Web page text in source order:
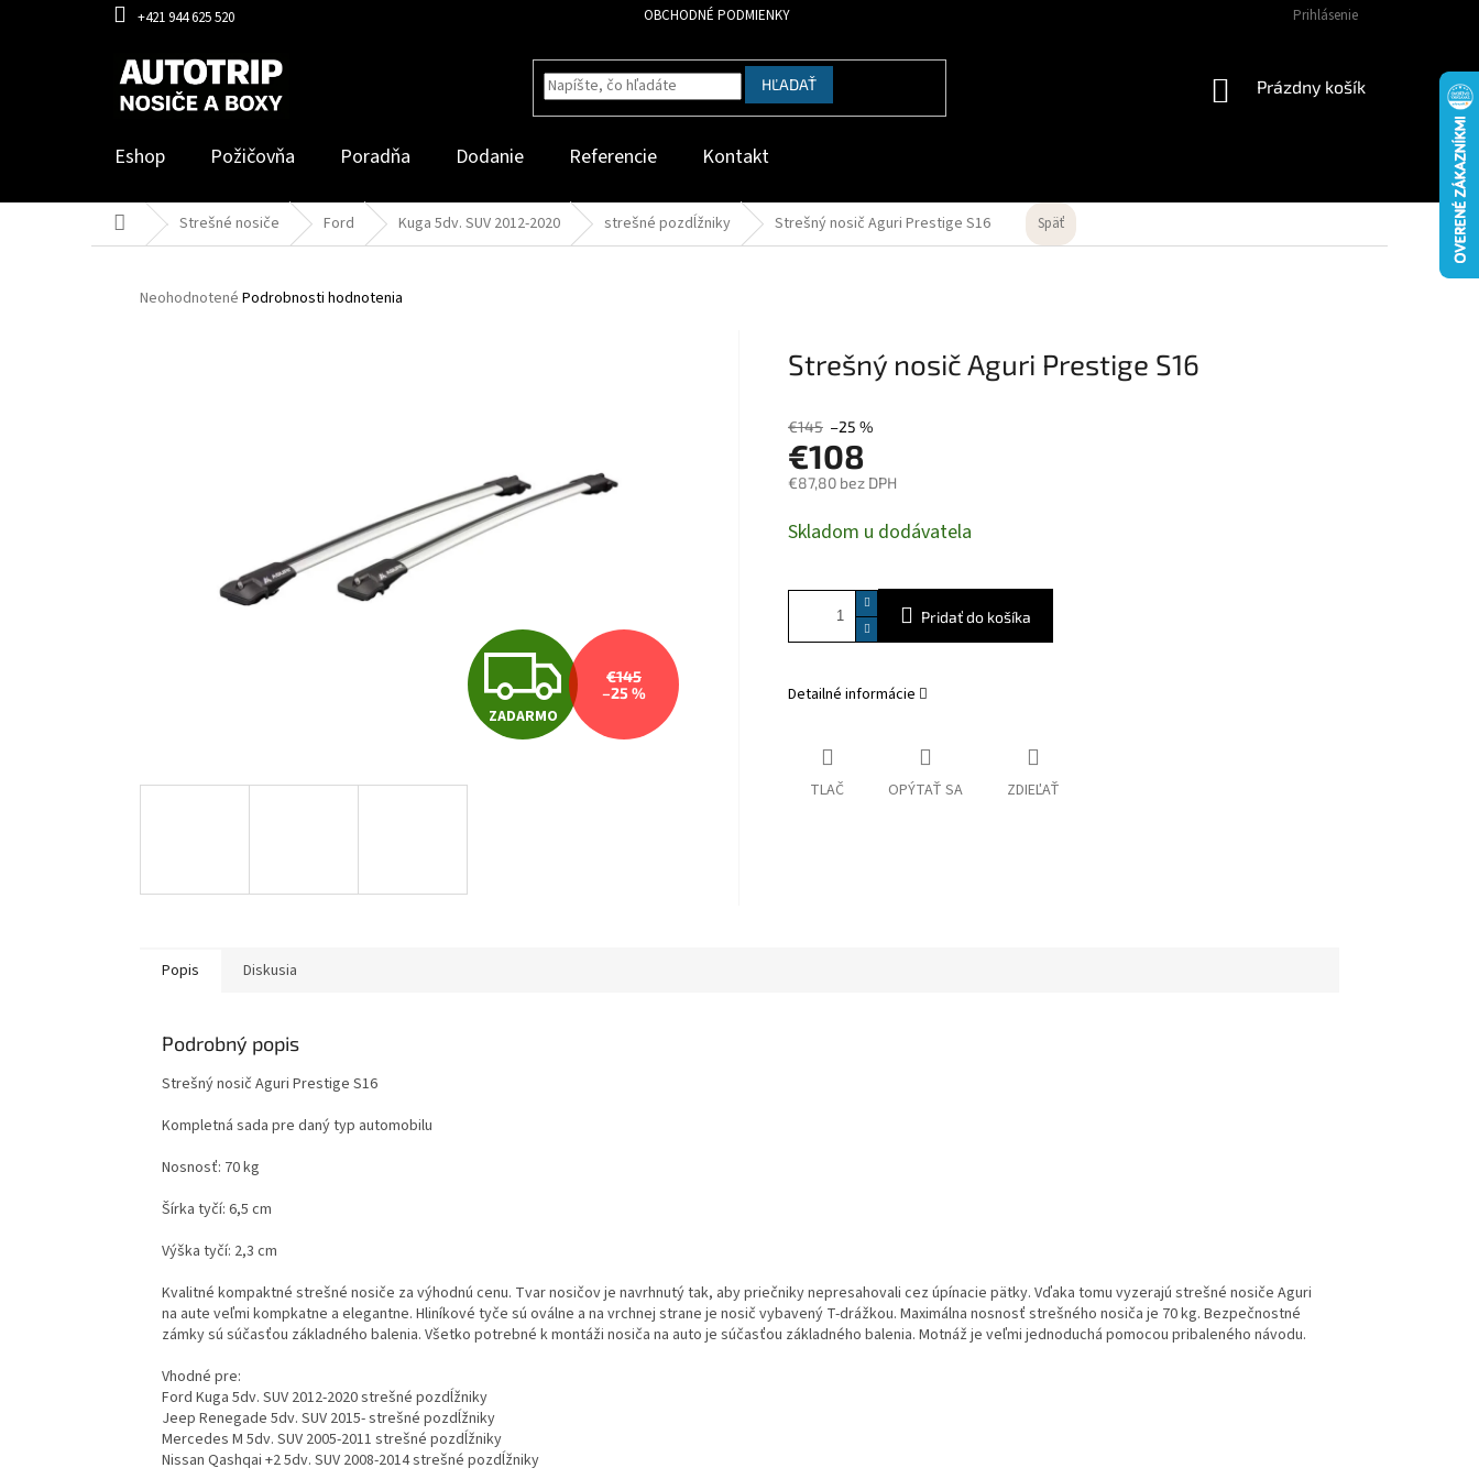
+421 944 625 520 OBCHODNÉ PODMIENKY Prihlásenie
HĽADAŤ
NÁKUPNÝ
Prázdny košík
Eshop Požičovňa Poradňa Dodanie Referencie Kontakt
DomovStrešné nosiče Ford Kuga 5dv. SUV 2012-2020 strešné pozdĺžniky Strešný nosič Aguri Prestige S16 Späť
Priemerné
Neohodnotené Podrobnosti hodnotenia
Z
A
ZADARMO
€145
–25 %
Strešný nosič Aguri Prestige S16
€145 –25 %
€108
€87,80 bez DPH
cena:
Skladom u dodávatela
Pridať do košíka
Detailné informácie
TLAČ OPÝTAŤ SA ZDIEĽAŤ
Popis Diskusia
Podrobný popis
Strešný nosič Aguri Prestige S16
Kompletná sada pre daný typ automobilu
Nosnosť: 70 kg
Šírka tyčí: 6,5 cm
Výška tyčí: 2,3 cm
Kvalitné kompaktné strešné nosiče za výhodnú cenu. Tvar nosičov je navrhnutý tak, aby priečniky nepresahovali cez úpínacie pätky. Vďaka tomu vyzerajú strešné nosiče Aguri
na aute veľmi kompkatne a elegantne. Hliníkové tyče sú oválne a na vrchnej strane je nosič vybavený T-drážkou. Maximálna nosnosť strešného nosiča je 70 kg. Bezpečnostné
zámky sú súčasťou základného balenia. Všetko potrebné k montáži nosiča na auto je súčasťou základného balenia. Motnáž je veľmi jednoduchá pomocou pribaleného návodu.
Vhodné pre:
Ford Kuga 5dv. SUV 2012-2020 strešné pozdĺžniky
Jeep Renegade 5dv. SUV 2015- strešné pozdĺžniky
Mercedes M 5dv. SUV 2005-2011 strešné pozdĺžniky
Nissan Qashqai +2 5dv. SUV 2008-2014 strešné pozdĺžniky